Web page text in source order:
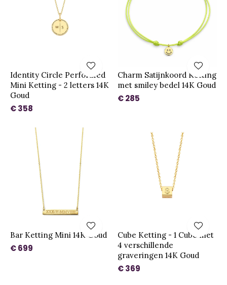
Identity Circle Perforated
Mini Ketting - 2 letters 14K
Goud
€ 358
Charm Satijnkoord Ketting
met smiley bedel 14K Goud
€ 285
Bar Ketting Mini 14K Goud
€ 699
Cube Ketting - 1 Cube met
4 verschillende
graveringen 14K Goud
€ 369